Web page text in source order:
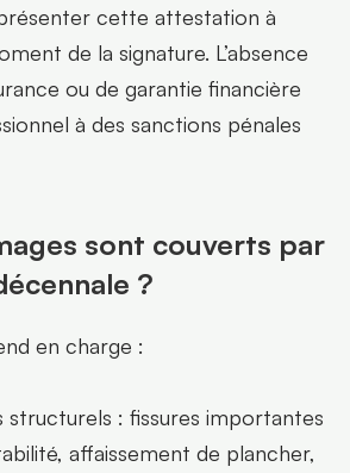
cette attestation à
de la signature. L’absence
ou de garantie financière
à des sanctions pénales
sont couverts par
?
en charge :
structurels : fissures importantes
affaissement de plancher,